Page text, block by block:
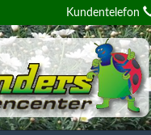
Kundentelefon